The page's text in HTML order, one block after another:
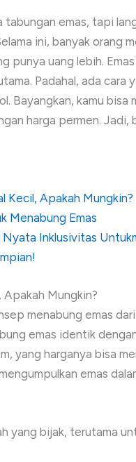
emas, tapi
ini, banyak orang
punya uang lebih.
Padahal, ada cara
Bayangkan, kamu bisa
harga permen. Jadi,
Kecil, Apakah Mungkin?
Menabung Emas
Inklusivitas
Apakah Mungkin?
menabung emas
emas identik
yang harganya bisa
emas
yang bijak, terutama